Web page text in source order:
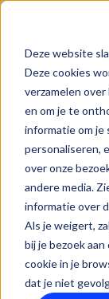
Deze website
Deze cookies
verzamelen
en om je te
informatie om
personaliseren,
over onze
andere media.
informatie over
Als je weigert,
bij je bezoek
cookie in je
dat je niet